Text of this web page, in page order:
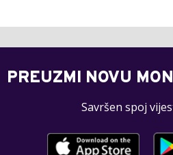
PREUZMI NOVU
Savršen spoj